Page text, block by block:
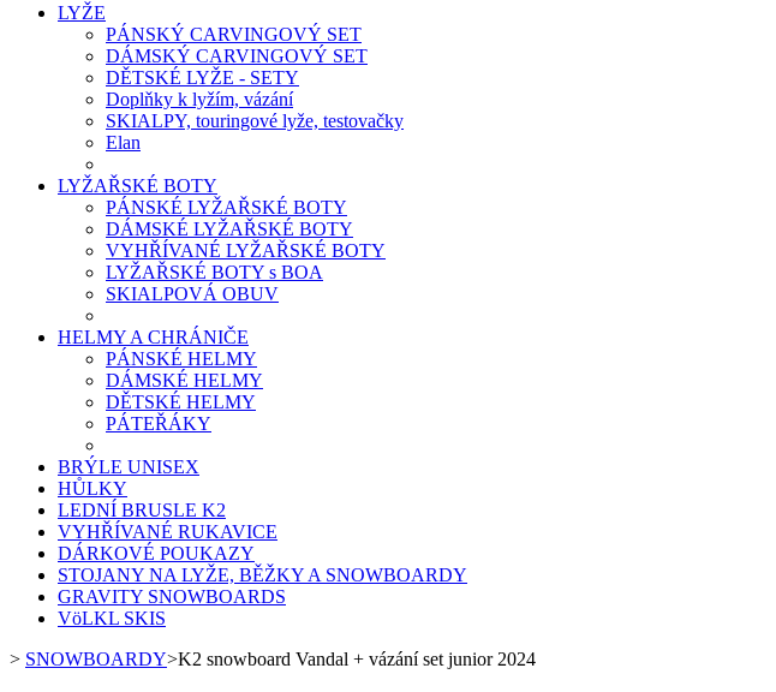
LYŽE
PÁNSKÝ CARVINGOVÝ SET
DÁMSKÝ CARVINGOVÝ SET
DĚTSKÉ LYŽE - SETY
Doplňky k lyžím, vázání
SKIALPY, touringové lyže, testovačky
Elan
LYŽAŘSKÉ BOTY
PÁNSKÉ LYŽAŘSKÉ BOTY
DÁMSKÉ LYŽAŘSKÉ BOTY
VYHŘÍVANÉ LYŽAŘSKÉ BOTY
LYŽAŘSKÉ BOTY s BOA
SKIALPOVÁ OBUV
HELMY A CHRÁNIČE
PÁNSKÉ HELMY
DÁMSKÉ HELMY
DĚTSKÉ HELMY
PÁTEŘÁKY
BRÝLE UNISEX
HŮLKY
LEDNÍ BRUSLE K2
VYHŘÍVANÉ RUKAVICE
DÁRKOVÉ POUKAZY
STOJANY NA LYŽE, BĚŽKY A SNOWBOARDY
GRAVITY SNOWBOARDS
VöLKL SKIS
> SNOWBOARDY>K2 snowboard Vandal + vázání set junior 2024